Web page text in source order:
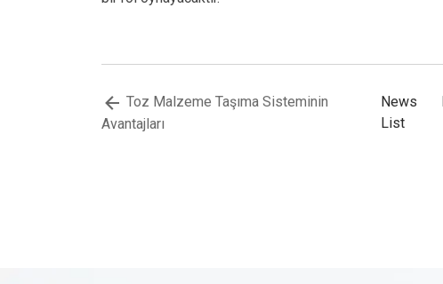
Toz Malzeme Taşıma Sisteminin
Avantajları
News
List